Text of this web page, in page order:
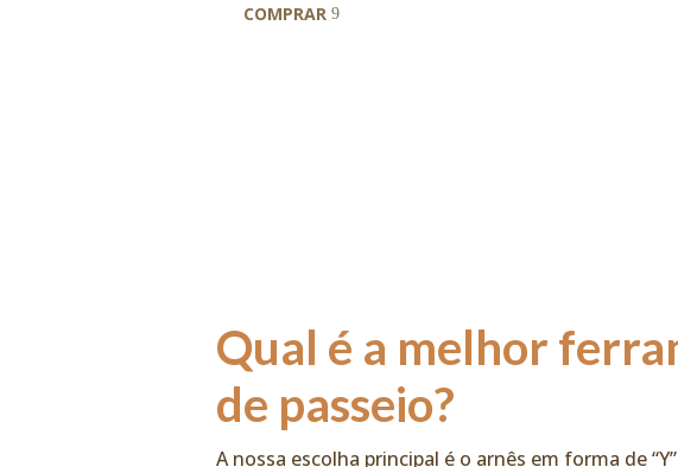
COMPRAR
Qual é a melhor
de passeio?
A nossa escolha principal é o arnês em forma de